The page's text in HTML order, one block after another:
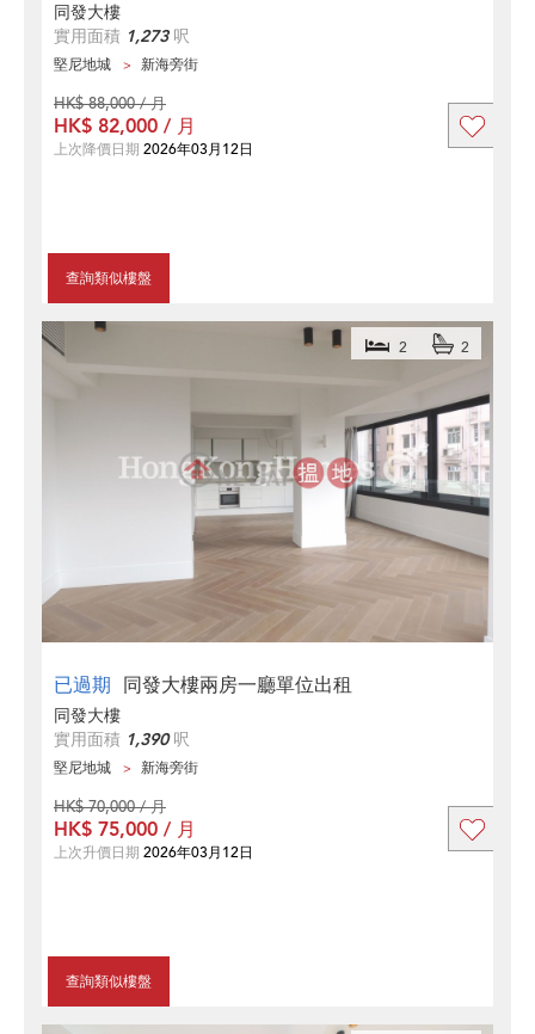
同發大樓
實用面積 1,273呎
堅尼地城 新海旁街
查詢類似樓盤
HK$ 88,000 / 月
HK$ 82,000 / 月
上次降價日期 2026年03月12日
已過期 同發大樓兩房一廳單位出租
2 2
同發大樓
實用面積 1,390呎
堅尼地城 新海旁街
查詢類似樓盤
HK$ 70,000 / 月
HK$ 75,000 / 月
上次升價日期 2026年03月12日